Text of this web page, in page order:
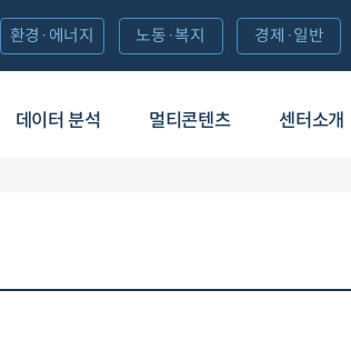
데이터 분석 멀티콘텐츠 센터소개
환경·에너지 노동·복지 경제·일반